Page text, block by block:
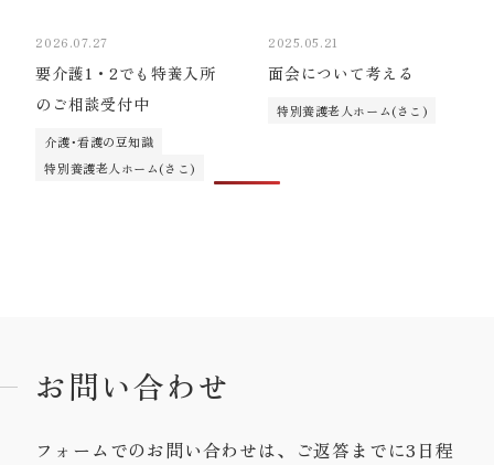
2026.07.27
要介護1・2でも特養入所
のご相談受付中
介護･看護の豆知識
特別養護老人ホーム(さこ)
2025.05.21
面会について考える
特別養護老人ホーム(さこ)
お問い合わせ
フォームでのお問い合わせは、ご返答までに3日程